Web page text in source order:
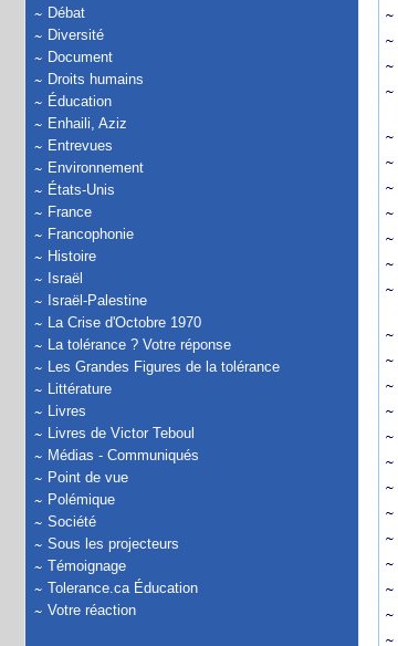
Débat
Diversité
Document
Droits humains
Éducation
Enhaili, Aziz
Entrevues
Environnement
États-Unis
France
Francophonie
Histoire
Israël
Israël-Palestine
La Crise d'Octobre 1970
La tolérance ? Votre réponse
Les Grandes Figures de la tolérance
Littérature
Livres
Livres de Victor Teboul
Médias - Communiqués
Point de vue
Polémique
Société
Sous les projecteurs
Témoignage
Tolerance.ca Éducation
Votre réaction